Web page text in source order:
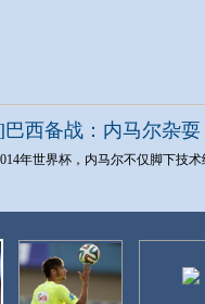
西备战：内马尔杂
年世界杯，内马尔不仅脚下技